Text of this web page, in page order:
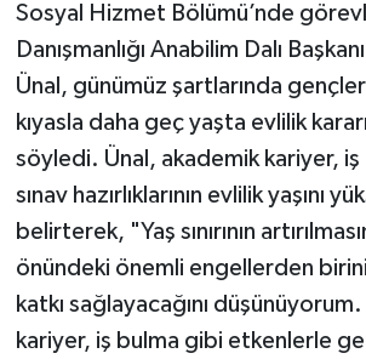
Sosyal Hizmet Bölümü’nde
Danışmanlığı Anabilim Dalı
Ünal, günümüz şartlarında
kıyasla daha geç yaşta evlilik kararı
söyledi. Ünal, akademik kariyer,
sınav hazırlıklarının evlilik yaşını
belirterek, "Yaş sınırının
önündeki önemli engellerden birini
katkı sağlayacağını
kariyer, iş bulma gibi etkenlerle